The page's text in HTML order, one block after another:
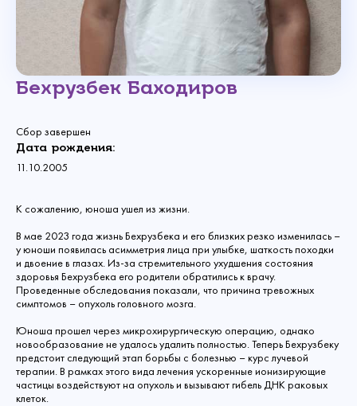
Бехрузбек Баходиров
Сбор завершен
Дата рождения:
11.10.2005
К сожалению, юноша ушел из жизни.
В мае 2023 года жизнь Бехрузбека и его близких резко изменилась –
у юноши появилась асимметрия лица при улыбке, шаткость походки
и двоение в глазах. Из-за стремительного ухудшения состояния
здоровья Бехрузбека его родители обратились к врачу.
Проведенные обследования показали, что причина тревожных
симптомов – опухоль головного мозга.
Юноша прошел через микрохирургическую операцию, однако
новообразование не удалось удалить полностью. Теперь Бехрузбеку
предстоит следующий этап борьбы с болезнью – курс лучевой
терапии. В рамках этого вида лечения ускоренные ионизирующие
частицы воздействуют на опухоль и вызывают гибель ДНК раковых
клеток.